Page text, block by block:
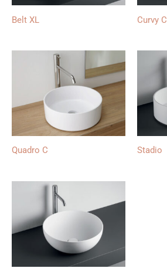
Belt XL Curvy C
Quadro C Stadio